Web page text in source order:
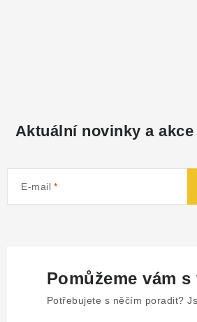
Aktuální novinky a akce
E-mail
Pomůžeme vám s
Potřebujete s něčím poradit?